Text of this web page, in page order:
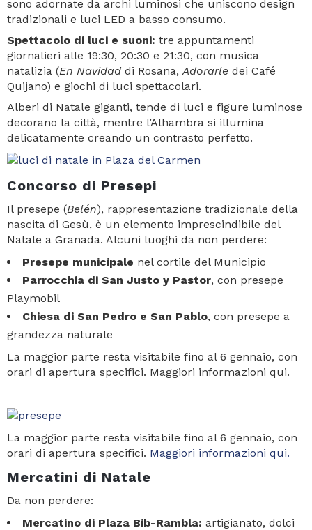
sono adornate da archi luminosi che uniscono design
tradizionali e luci LED a basso consumo.
Spettacolo di luci e suoni: tre appuntamenti
giornalieri alle 19:30, 20:30 e 21:30, con musica
natalizia (En Navidad di Rosana, Adorarle dei Café
Quijano) e giochi di luci spettacolari.
Alberi di Natale giganti, tende di luci e figure luminose
decorano la città, mentre l’Alhambra si illumina
delicatamente creando un contrasto perfetto.
Concorso di Presepi
Il presepe (Belén), rappresentazione tradizionale della
nascita di Gesù, è un elemento imprescindibile del
Natale a Granada. Alcuni luoghi da non perdere:
Presepe municipale nel cortile del Municipio
Parrocchia di San Justo y Pastor, con presepe
Playmobil
Chiesa di San Pedro e San Pablo, con presepe a
grandezza naturale
La maggior parte resta visitabile fino al 6 gennaio, con
orari di apertura specifici. Maggiori informazioni qui.
La maggior parte resta visitabile fino al 6 gennaio, con
orari di apertura specifici. Maggiori informazioni qui.
Mercatini di Natale
Da non perdere:
Mercatino di Plaza Bib-Rambla: artigianato, dolci